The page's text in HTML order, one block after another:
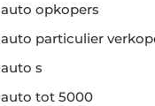
auto opkopers
auto particulier
auto s
auto tot 5000